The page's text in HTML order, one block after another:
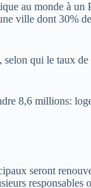
au monde à un
ville dont 30%
qui le taux
8,6 millions:
seront
responsables